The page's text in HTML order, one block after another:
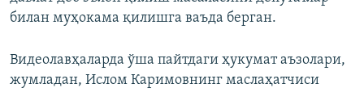
билан муҳокама қилишга ваъда берган.
Видеолавҳаларда ўша пайтдаги ҳукумат аъзолари,
жумладан, Ислом Каримовнинг маслаҳатчиси